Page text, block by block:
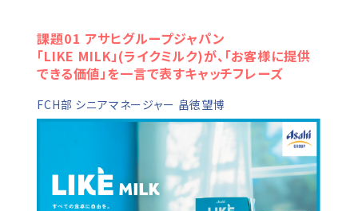
課題01 アサヒグループジャパン
「LIKE MILK」(ライクミルク)が、「お客様に提供
できる価値」を一言で表すキャッチフレーズ
FCH部 シニアマネージャー 畠徳望博